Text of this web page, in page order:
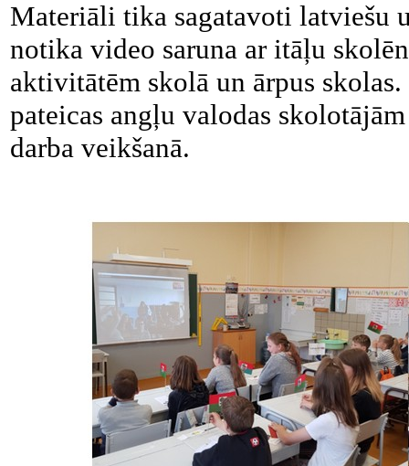
Materiāli tika sagatavoti latviešu
notika video saruna ar itāļu
aktivitātēm skolā un ārpus
pateicas angļu valodas
darba veikšanā.